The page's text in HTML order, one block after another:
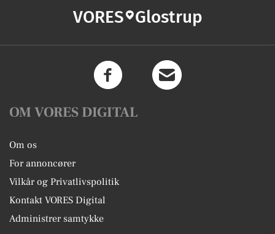
VORES Glostrup
OM VORES DIGITAL
Om os
For annoncører
Vilkår og Privatlivspolitik
Kontakt VORES Digital
Administrer samtykke